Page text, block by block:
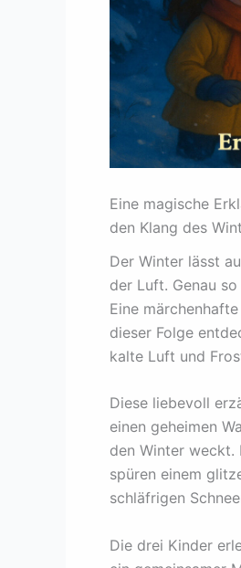
Eine magische
den Klang des
Der Winter lässt
der Luft. Genau
Eine
dieser Folge
kalte Luft und
Diese liebevoll
einen geheimen
den Winter weckt.
spüren einem
schläfrigen
Die drei Kinder